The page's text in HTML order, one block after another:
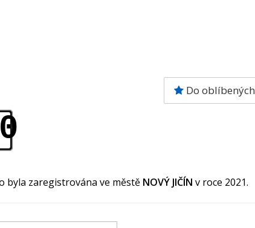
Do oblíbených
byla zaregistrována ve městě NOVÝ JIČÍN v roce 2021.